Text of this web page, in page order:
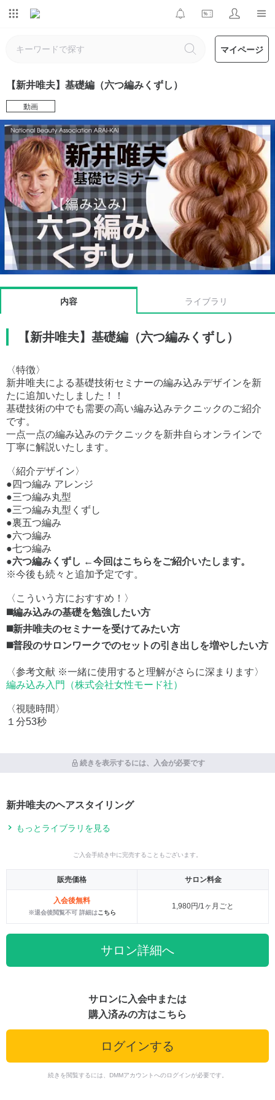
マイページ
【新井唯夫】基礎編（六つ編みくずし）
動画
内容 ライブラリ
【新井唯夫】基礎編（六つ編みくずし）
〈特徴〉
新井唯夫による基礎技術セミナーの編み込みデザインを新
たに追加いたしました！！
基礎技術の中でも需要の高い編み込みテクニックのご紹介
です。
一点一点の編み込みのテクニックを新井自らオンラインで
丁寧に解説いたします。
〈紹介デザイン〉
●四つ編み アレンジ
●三つ編み丸型
●三つ編み丸型くずし
●裏五つ編み
●六つ編み
●七つ編み
●六つ編みくずし ←今回はこちらをご紹介いたします。
※今後も続々と追加予定です。
〈こういう方におすすめ！〉
◼️編み込みの基礎を勉強したい方
◼️新井唯夫のセミナーを受けてみたい方
◼️普段のサロンワークでのセットの引き出しを増やしたい方
〈参考文献 ※一緒に使用すると理解がさらに深まります〉
編み込み入門（株式会社女性モード社）
〈視聴時間〉
１分53秒
続きを表示するには、入会が必要です
新井唯夫のヘアスタイリング
もっとライブラリを見る
ご入会手続き中に完売することもございます。
販売価格 サロン料金
入会後無料
※退会後閲覧不可 詳細はこちら
1,980円/1ヶ月ごと
サロン詳細へ
サロンに入会中または
購入済みの方はこちら
ログインする
続きを閲覧するには、DMMアカウントへのログインが必要です。